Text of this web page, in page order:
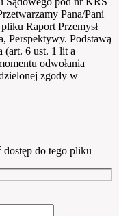
Pana/Pani
Raport Przemysł
Perspektywy. Podstawą
(art. 6 ust. 1 lit a
odwołania
zgody w
do tego pliku